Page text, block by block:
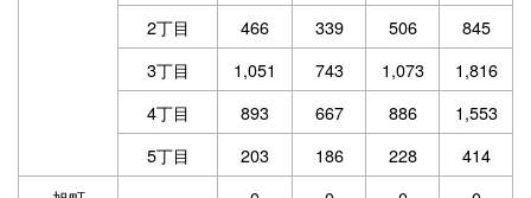
2丁目
466 339 506
845
3丁目
1,051 743 1,073
1,816
4丁目
893 667 886
1,553
5丁目
203 186 228
414